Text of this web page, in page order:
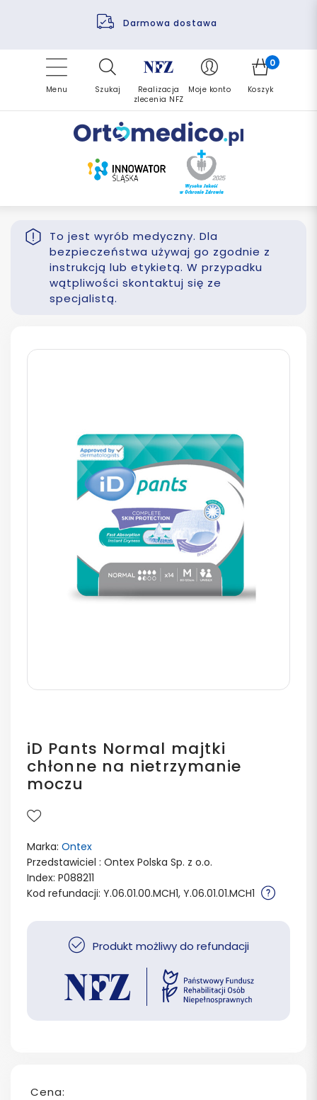
Darmowa dostawa
Pomoc fizjoterapeuty
Finansowanie PFRON
Refundacja NFZ
Zrealizuj zlecenie ponownie
Menu Szukaj
Realizacja
zlecenia NFZ
Moje konto
0
Koszyk
To jest wyrób medyczny. Dla
bezpieczeństwa używaj go zgodnie z
instrukcją lub etykietą. W przypadku
wątpliwości skontaktuj się ze
specjalistą.
iD Pants Normal majtki
chłonne na nietrzymanie
moczu
Marka: Ontex
Przedstawiciel : Ontex Polska Sp. z o.o.
Index: P088211
Kod refundacji: Y.06.01.00.MCH1, Y.06.01.01.MCH1
Produkt możliwy do refundacji
Cena: